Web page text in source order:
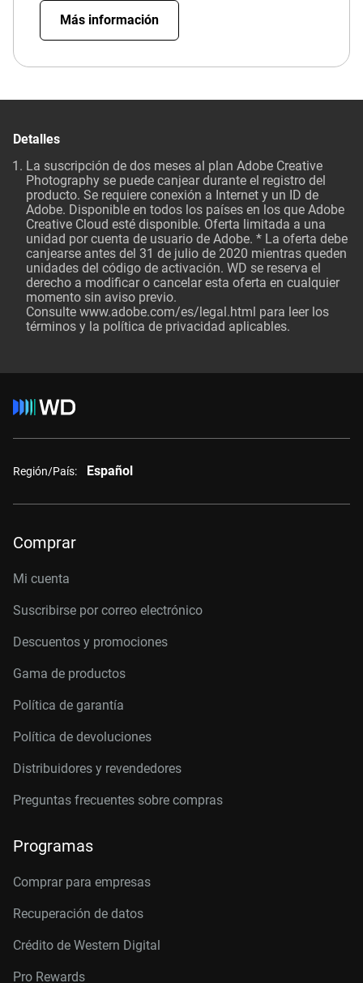
Más información
Detalles
La suscripción de dos meses al plan Adobe Creative
Photography se puede canjear durante el registro del
producto. Se requiere conexión a Internet y un ID de
Adobe. Disponible en todos los países en los que Adobe
Creative Cloud esté disponible. Oferta limitada a una
unidad por cuenta de usuario de Adobe. * La oferta debe
canjearse antes del 31 de julio de 2020 mientras queden
unidades del código de activación. WD se reserva el
derecho a modificar o cancelar esta oferta en cualquier
momento sin aviso previo.
Consulte www.adobe.com/es/legal.html para leer los
términos y la política de privacidad aplicables.
Región/País: Español
Comprar
Mi cuenta
Suscribirse por correo electrónico
Descuentos y promociones
Gama de productos
Política de garantía
Política de devoluciones
Distribuidores y revendedores
Preguntas frecuentes sobre compras
Programas
Comprar para empresas
Recuperación de datos
Crédito de Western Digital
Pro Rewards